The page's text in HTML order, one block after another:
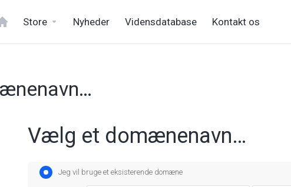
Store Nyheder Vidensdatabase Kontakt os
Vælg et domænenavn…
Jeg vil bruge et eksisterende domæne